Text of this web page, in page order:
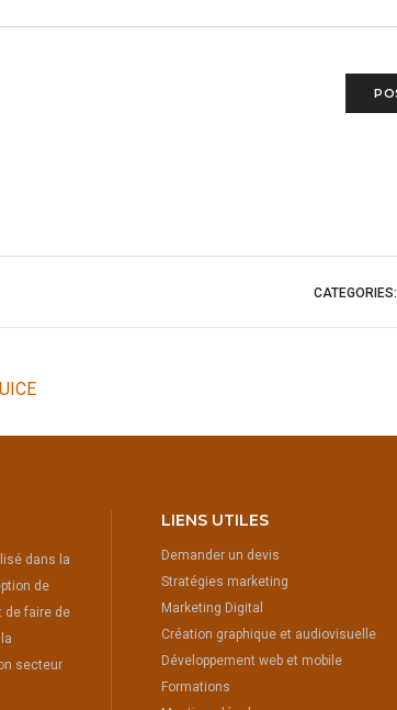
CATEGORIES:
dans la
de
de faire de
secteur
LIENS UTILES
Demander un devis
Stratégies marketing
Marketing Digital
Création graphique et audiovisuelle
Développement web et mobile
Formations